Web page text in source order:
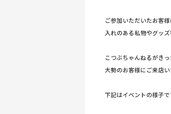
ご参加いただいたお客
入れのある私物やグッ
こつぶちゃんねるがき
大勢のお客様にご来店
下記はイベントの様子で